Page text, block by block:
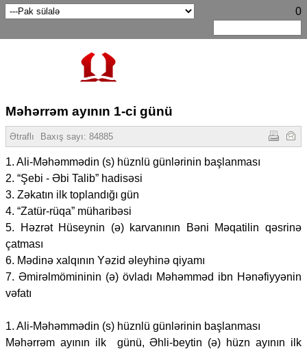
0
Məhərrəm ayının 1-ci günü
Ətraflı Baxış sayı: 84885
1. Ali-Məhəmmədin (s) hüznlü günlərinin başlanması
2. “Şebi - Əbi Talib” hadisəsi
3. Zəkatın ilk toplandığı gün
4. “Zatür-rüqa” müharibəsi
5. Həzrət Hüseynin (ə) karvanının Bəni Məqatilin qəsrinə
çatması
6. Mədinə xalqının Yəzid əleyhinə qiyamı
7. Əmirəlmömininin (ə) övladı Məhəmməd ibn Hənəfiyyənin
vəfatı
1. Ali-Məhəmmədin (s) hüznlü günlərinin başlanması
Məhərrəm ayının ilk günü, Əhli-beytin (ə) hüzn ayının ilk